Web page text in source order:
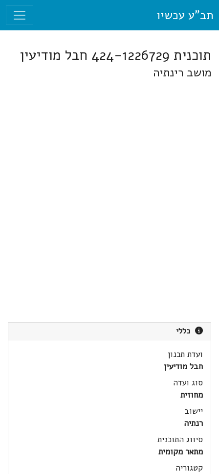
תב"ע עכשיו
תוכנית 424-1226729 חבל מודיעין
מושב רינתיה
כללי
ועדת תכנון
חבל מודיעין
סוג ועדה
מחוזית
יישוב
רנתיה
סיווג התוכנית
מתאר מקומית
קטגוריה